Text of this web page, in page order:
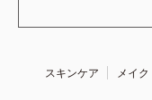
スキンケア メイク